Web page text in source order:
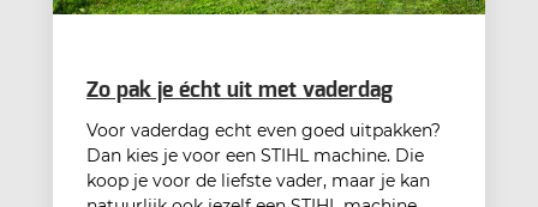
Zo pak je écht uit met vaderdag
Voor vaderdag echt even goed uitpakken?
Dan kies je voor een STIHL machine. Die
koop je voor de liefste vader, maar je kan